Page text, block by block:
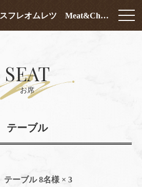
シカゴピザ＆スフレオムレツ Meat&Cheese ARK2nd 新宿店
SEAT
お席
テーブル
テーブル8名様 × 3